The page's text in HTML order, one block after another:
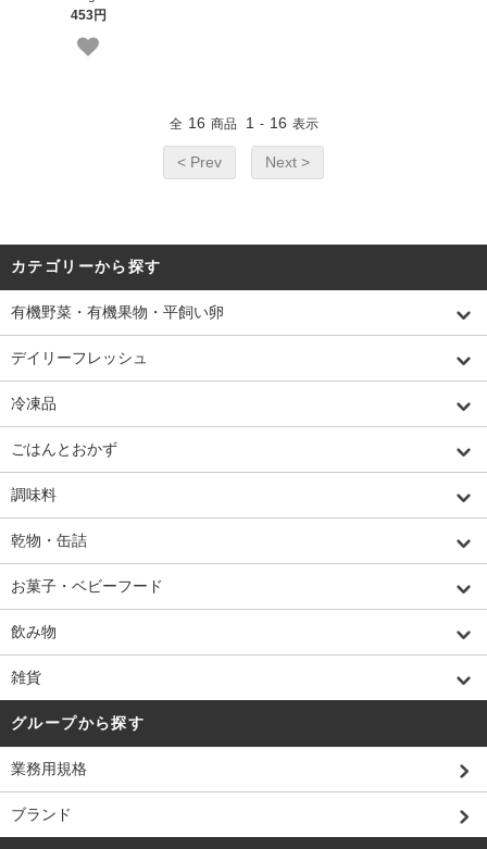
453円
全 16 商品 1 - 16 表示
< Prev Next >
カテゴリーから探す
有機野菜・有機果物・平飼い卵
デイリーフレッシュ
冷凍品
ごはんとおかず
調味料
乾物・缶詰
お菓子・ベビーフード
飲み物
雑貨
グループから探す
業務用規格
ブランド